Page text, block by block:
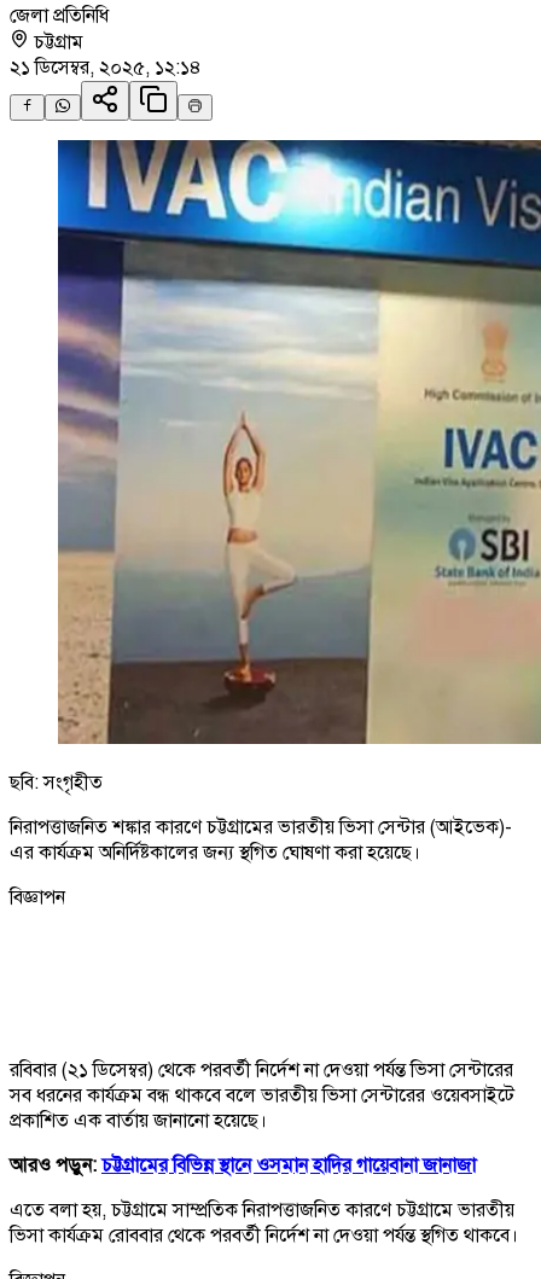
জেলা প্রতিনিধি
চট্টগ্রাম
২১ ডিসেম্বর, ২০২৫, ১২:১৪
ছবি: সংগৃহীত
নিরাপত্তাজনিত শঙ্কার কারণে চট্টগ্রামের ভারতীয় ভিসা সেন্টার (আইভেক)-
এর কার্যক্রম অনির্দিষ্টকালের জন্য স্থগিত ঘোষণা করা হয়েছে।
বিজ্ঞাপন
রবিবার (২১ ডিসেম্বর) থেকে পরবর্তী নির্দেশ না দেওয়া পর্যন্ত ভিসা সেন্টারের
সব ধরনের কার্যক্রম বন্ধ থাকবে বলে ভারতীয় ভিসা সেন্টারের ওয়েবসাইটে
প্রকাশিত এক বার্তায় জানানো হয়েছে।
আরও পড়ুন:চট্টগ্রামের বিভিন্ন স্থানে ওসমান হাদির গায়েবানা জানাজা
এতে বলা হয়, চট্টগ্রামে সাম্প্রতিক নিরাপত্তাজনিত কারণে চট্টগ্রামে ভারতীয়
ভিসা কার্যক্রম রোববার থেকে পরবর্তী নির্দেশ না দেওয়া পর্যন্ত স্থগিত থাকবে।